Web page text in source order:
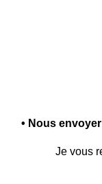
• Nous
Je vous